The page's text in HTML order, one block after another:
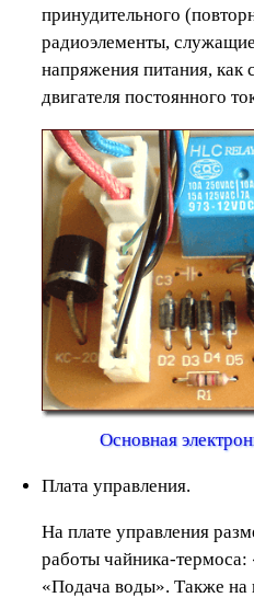
принудительного
радиоэлементы,
напряжения питания, как
двигателя постоянного
Основная
Плата управления.
На плате управления
работы чайника-
«Подача воды». Также на